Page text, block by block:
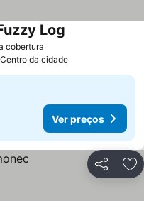
cobertura
Log
da cidade
Ver preços
Partilhar